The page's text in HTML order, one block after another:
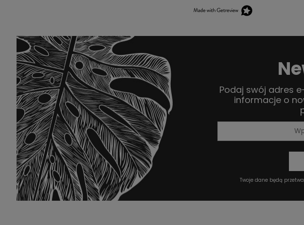
Podaj swój adres
informacje o
Twoje dane będą